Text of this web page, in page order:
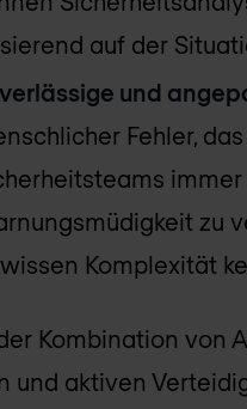
auf der
und
Fehler,
immer
zu
Komplexität
Kombination von
und aktiven